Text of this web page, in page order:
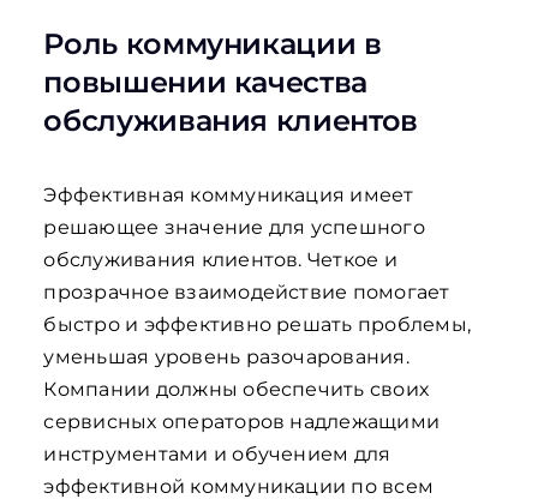
Роль коммуникации в
повышении качества
обслуживания клиентов
Эффективная коммуникация имеет
решающее значение для успешного
обслуживания клиентов. Четкое и
прозрачное взаимодействие помогает
быстро и эффективно решать проблемы,
уменьшая уровень разочарования.
Компании должны обеспечить своих
сервисных операторов надлежащими
инструментами и обучением для
эффективной коммуникации по всем